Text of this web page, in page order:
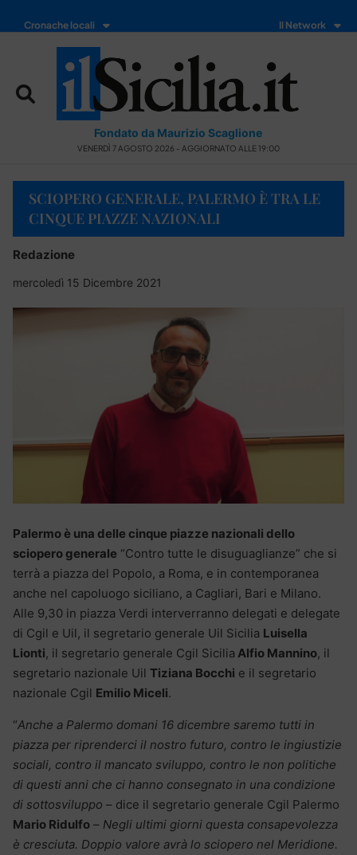
Cronache locali Il Network
Fondato da Maurizio Scaglione
VENERDÌ 7 AGOSTO 2026 - AGGIORNATO ALLE 19:00
SCIOPERO GENERALE, PALERMO È TRA LE
CINQUE PIAZZE NAZIONALI
Redazione
mercoledì 15 Dicembre 2021
Palermo è una delle cinque piazze nazionali dello
sciopero generale “Contro tutte le disuguaglianze” che si
terrà a piazza del Popolo, a Roma, e in contemporanea
anche nel capoluogo siciliano, a Cagliari, Bari e Milano.
Alle 9,30 in piazza Verdi interverranno delegati e delegate
di Cgil e Uil, il segretario generale Uil Sicilia Luisella
Lionti, il segretario generale Cgil Sicilia Alfio Mannino, il
segretario nazionale Uil Tiziana Bocchi e il segretario
nazionale Cgil Emilio Miceli.
“Anche a Palermo domani 16 dicembre saremo tutti in
piazza per riprenderci il nostro futuro, contro le ingiustizie
sociali, contro il mancato sviluppo, contro le non politiche
di questi anni che ci hanno consegnato in una condizione
di sottosviluppo – dice il segretario generale Cgil Palermo
Mario Ridulfo – Negli ultimi giorni questa consapevolezza
è cresciuta. Doppio valore avrà lo sciopero nel Meridione.